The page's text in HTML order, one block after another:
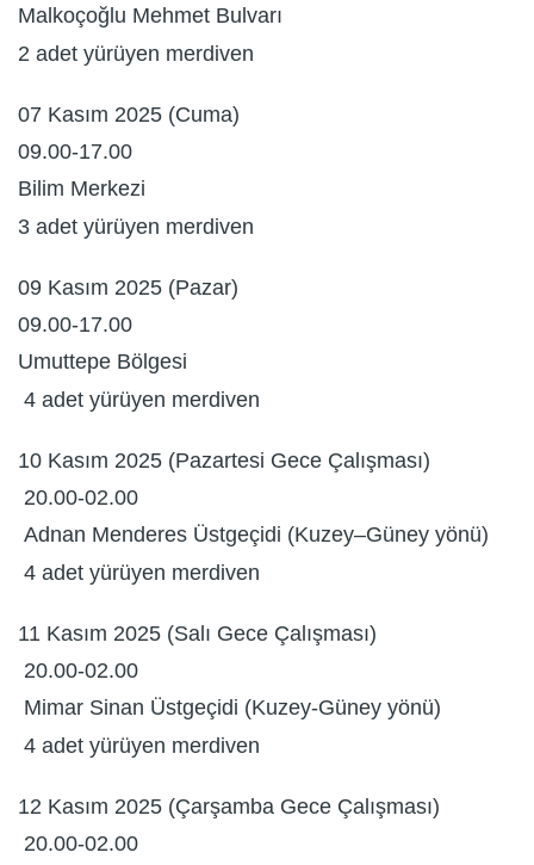
Malkoçoğlu Mehmet Bulvarı
2 adet yürüyen merdiven
07 Kasım 2025 (Cuma)
09.00-17.00
Bilim Merkezi
3 adet yürüyen merdiven
09 Kasım 2025 (Pazar)
09.00-17.00
Umuttepe Bölgesi
4 adet yürüyen merdiven
10 Kasım 2025 (Pazartesi Gece Çalışması)
20.00-02.00
Adnan Menderes Üstgeçidi (Kuzey–Güney yönü)
4 adet yürüyen merdiven
11 Kasım 2025 (Salı Gece Çalışması)
20.00-02.00
Mimar Sinan Üstgeçidi (Kuzey-Güney yönü)
4 adet yürüyen merdiven
12 Kasım 2025 (Çarşamba Gece Çalışması)
20.00-02.00